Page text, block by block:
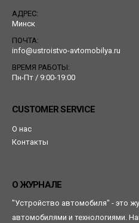
АДРЕС:
Минск
ПОЧТА:
info@ustroistvo-avtomobilya.ru
ВРЕМЯ РАБОТЫ:
Пн-Пт / 9:00-19:00
CUSTOMER SERVICE
О нас
Контакты
О ЖУРНАЛЕ
"Устройство автомобиля" - это
автомобилями и технологиями.